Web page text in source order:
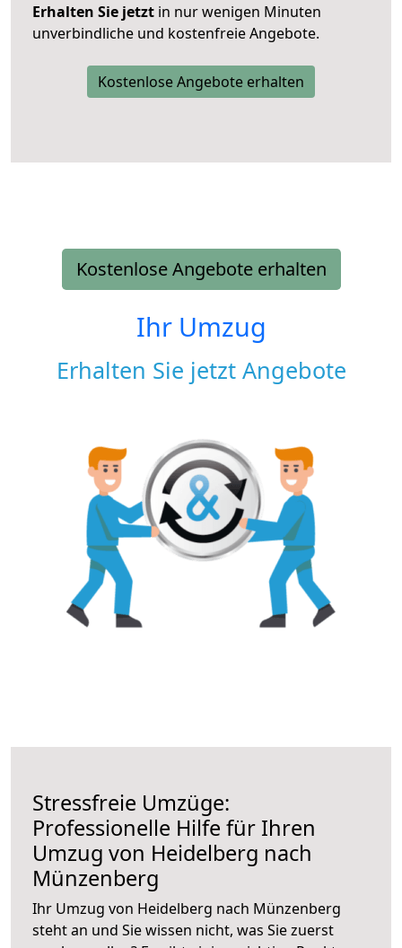
Erhalten Sie jetzt in nur wenigen Minuten
unverbindliche und kostenfreie Angebote.
Kostenlose Angebote erhalten
Kostenlose Angebote erhalten
Ihr Umzug
Erhalten Sie jetzt Angebote
Stressfreie Umzüge:
Professionelle Hilfe für Ihren
Umzug von Heidelberg nach
Münzenberg
Ihr Umzug von Heidelberg nach Münzenberg
steht an und Sie wissen nicht, was Sie zuerst